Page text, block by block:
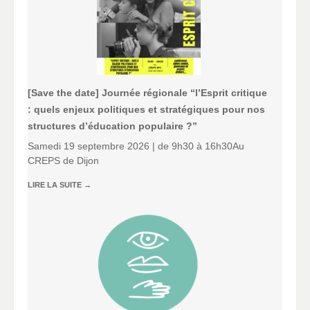
[Save the date] Journée régionale “l’Esprit critique
: quels enjeux politiques et stratégiques pour nos
structures d’éducation populaire ?”
Samedi 19 septembre 2026 | de 9h30 à 16h30Au
CREPS de Dijon
LIRE LA SUITE →